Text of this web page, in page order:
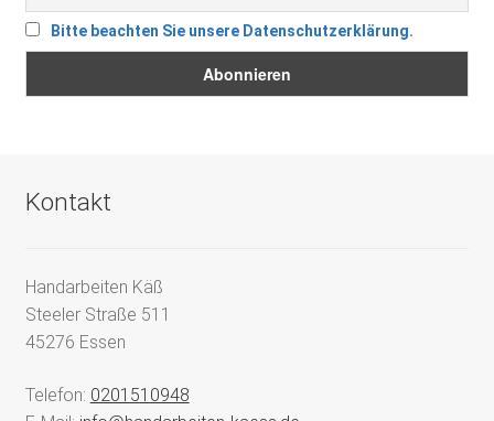
Bitte beachten Sie unsere Datenschutzerklärung.
Kontakt
Handarbeiten Käß
Steeler Straße 511
45276 Essen
Telefon: 0201510948